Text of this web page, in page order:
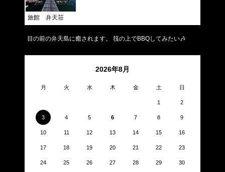
旅館 弁天荘
目の前の弁天島に癒されます。 筏の上でBBQしてみたい🎶
2026年8月
月 火 水 木 金 土 日
1 2
3 4 5 6 7 8 9
10 11 12 13 14 15 16
17 18 19 20 21 22 23
24 25 26 27 28 29 30